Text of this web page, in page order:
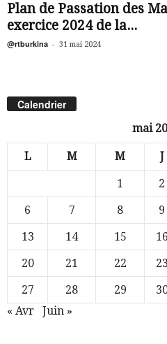
Plan de Passation des
exercice 2024 de la...
@rtburkina - 31 mai 2024
Calendrier
mai
L M M J
1 2
6
7 8 9
13
14 15 16
20
21 22 23
27
28 29
« Avr
Juin »